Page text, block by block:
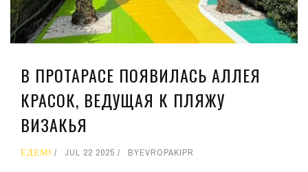
В ПРОТАРАСЕ ПОЯВИЛАСЬ АЛЛЕЯ
КРАСОК, ВЕДУЩАЯ К ПЛЯЖУ
ВИЗАКЬЯ
ЕДЕМ! JUL 22 2025 BYEVROPAKIPR